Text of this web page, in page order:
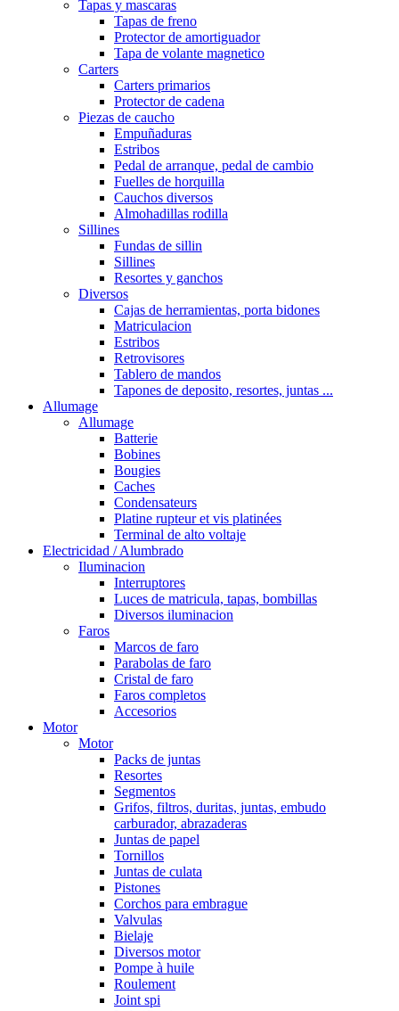
Tapas y mascaras
Tapas de freno
Protector de amortiguador
Tapa de volante magnetico
Carters
Carters primarios
Protector de cadena
Piezas de caucho
Empuñaduras
Estribos
Pedal de arranque, pedal de cambio
Fuelles de horquilla
Cauchos diversos
Almohadillas rodilla
Sillines
Fundas de sillin
Sillines
Resortes y ganchos
Diversos
Cajas de herramientas, porta bidones
Matriculacion
Estribos
Retrovisores
Tablero de mandos
Tapones de deposito, resortes, juntas ...
Allumage
Allumage
Batterie
Bobines
Bougies
Caches
Condensateurs
Platine rupteur et vis platinées
Terminal de alto voltaje
Electricidad / Alumbrado
Iluminacion
Interruptores
Luces de matricula, tapas, bombillas
Diversos iluminacion
Faros
Marcos de faro
Parabolas de faro
Cristal de faro
Faros completos
Accesorios
Motor
Motor
Packs de juntas
Resortes
Segmentos
Grifos, filtros, duritas, juntas, embudo
carburador, abrazaderas
Juntas de papel
Tornillos
Juntas de culata
Pistones
Corchos para embrague
Valvulas
Bielaje
Diversos motor
Pompe à huile
Roulement
Joint spi